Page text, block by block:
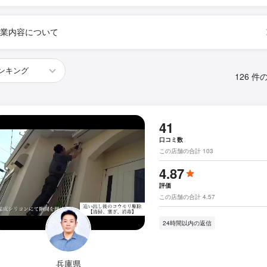
内容について
126 件
兵庫県
41
口コミ数
この店舗の合計 103
4.87
評価
この店舗の合計 4.57
24時間以内の返信